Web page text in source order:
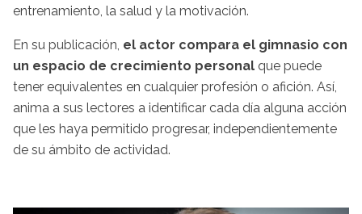
entrenamiento, la salud y la motivación.
En su publicación, el actor compara el gimnasio con
un espacio de crecimiento personal que puede
tener equivalentes en cualquier profesión o afición. Así,
anima a sus lectores a identificar cada día alguna acción
que les haya permitido progresar, independientemente
de su ámbito de actividad.